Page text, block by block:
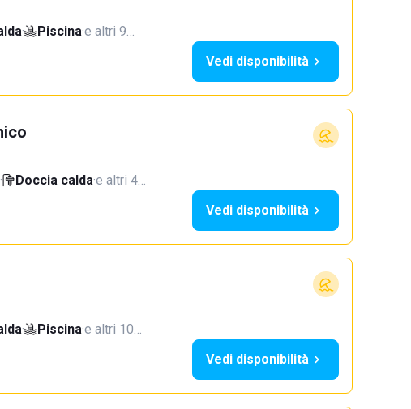
· Piscina·e altri 9…
Vedi disponibilità
· Doccia calda·e altri 4…
Vedi disponibilità
· Piscina·e altri 10…
Vedi disponibilità